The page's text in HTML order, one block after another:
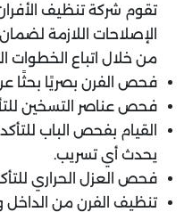
تقوم شركة تنظيف
الإصلاحات اللازمة
من خلال اتباع الخطوات
فحص الفرن بصريًا بحثًا
فحص عناصر التسخين
القيام بفحص الباب
يحدث أي تسريب.
فحص العزل الحراري
تنظيف الفرن من الداخل